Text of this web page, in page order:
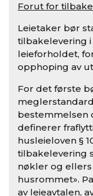
Forut for
Leietaker bør
tilbakelevering
leieforholdet,
opphoping av
For det første
bestemmelsen
definerer
husleieloven §
tilbakelevering
nøkler og
husrommet».
av leieavtalen,